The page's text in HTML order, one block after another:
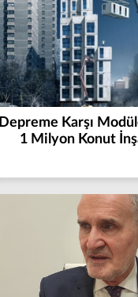
Depreme Karşı
1 Milyon Konut